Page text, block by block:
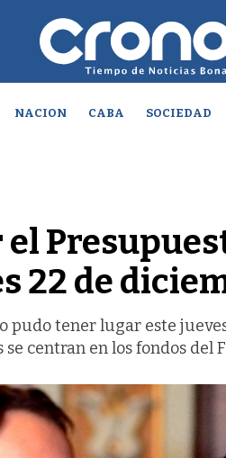
NACION CABA SOCIEDAD
22 de
pudo tener lugar este
centran en los fondos del